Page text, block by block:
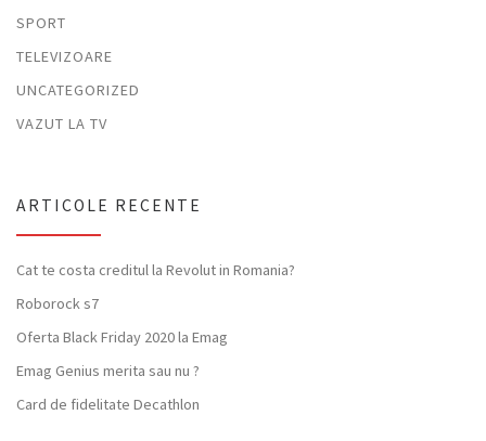
SPORT
TELEVIZOARE
UNCATEGORIZED
VAZUT LA TV
ARTICOLE RECENTE
Cat te costa creditul la Revolut in Romania?
Roborock s7
Oferta Black Friday 2020 la Emag
Emag Genius merita sau nu ?
Card de fidelitate Decathlon